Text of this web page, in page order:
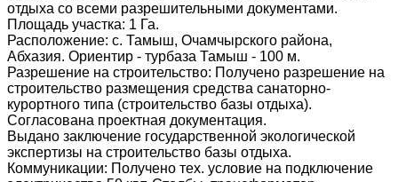
отдыха со всеми разрешительными документами.
Площадь участка: 1 Га.
Расположение: с. Тамыш, Очамчырского района,
Абхазия. Ориентир - турбаза Тамыш - 100 м.
Разрешение на строительство: Получено разрешение на
строительство размещения средства санаторно-
курортного типа (строительство базы отдыха).
Согласована проектная документация.
Выдано заключение государственной экологической
экспертизы на строительство базы отдыха.
Коммуникации: Получено тех. условие на подключение